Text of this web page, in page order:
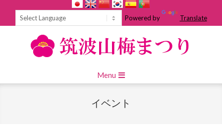
Powered by Translate
Navigation
Menu
イベント